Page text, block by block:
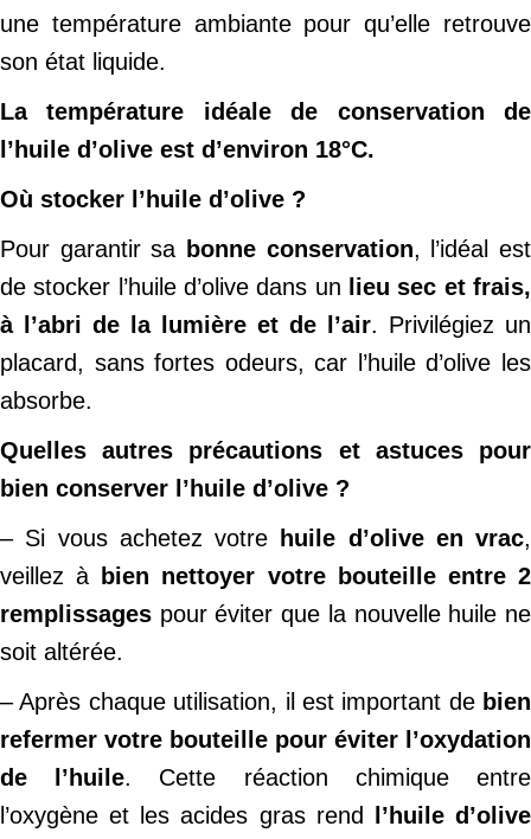
une température ambiante pour qu’elle retrouve
son état liquide.
La température idéale de conservation de
l’huile d’olive est d’environ 18°C.
Où stocker l’huile d’olive ?
Pour garantir sa bonne conservation, l’idéal est
de stocker l’huile d’olive dans un
lieu sec et frais,
à l’abri de la lumière et de l’air. Privilégiez un
placard, sans fortes odeurs, car l’huile d’olive les
absorbe.
Quelles autres précautions et astuces pour
bien conserver l’huile d’olive ?
– Si vous achetez votre
huile d’olive en vrac,
veillez à
bien nettoyer votre bouteille entre 2
remplissages pour éviter que la nouvelle huile ne
soit altérée.
– Après chaque utilisation, il est important de bien
refermer votre bouteille pour éviter l’oxydation
de l’huile. Cette réaction chimique entre
l’oxygène et les acides gras rend
l’huile d’olive